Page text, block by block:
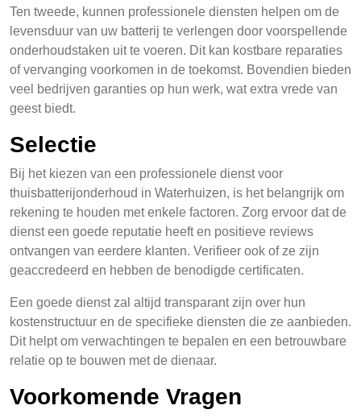
Ten tweede, kunnen professionele diensten helpen om de
levensduur van uw batterij te verlengen door voorspellende
onderhoudstaken uit te voeren. Dit kan kostbare reparaties
of vervanging voorkomen in de toekomst. Bovendien bieden
veel bedrijven garanties op hun werk, wat extra vrede van
geest biedt.
Selectie
Bij het kiezen van een professionele dienst voor
thuisbatterijonderhoud in Waterhuizen, is het belangrijk om
rekening te houden met enkele factoren. Zorg ervoor dat de
dienst een goede reputatie heeft en positieve reviews
ontvangen van eerdere klanten. Verifieer ook of ze zijn
geaccredeerd en hebben de benodigde certificaten.
Een goede dienst zal altijd transparant zijn over hun
kostenstructuur en de specifieke diensten die ze aanbieden.
Dit helpt om verwachtingen te bepalen en een betrouwbare
relatie op te bouwen met de dienaar.
Voorkomende Vragen